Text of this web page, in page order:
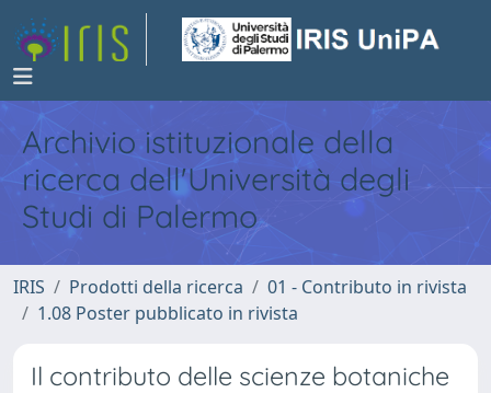
Archivio istituzionale della
ricerca dell'Università degli
Studi di Palermo
IRIS Prodotti della ricerca
01 - Contributo in rivista
1.08 Poster pubblicato in rivista
Il contributo delle scienze botaniche